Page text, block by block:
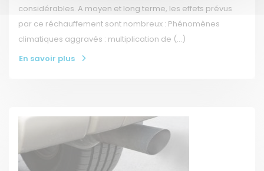
considérables. A moyen et long terme, les effets prévus
par ce réchauffement sont nombreux : Phénomènes
climatiques aggravés : multiplication de (…)
En savoir plus